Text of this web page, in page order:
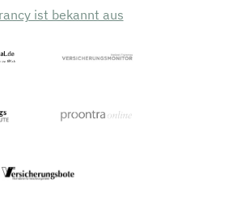
ist bekannt aus